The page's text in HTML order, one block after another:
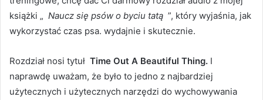
książki „ Naucz się psów o byciu tatą ”, który wyjaśnia, jak
wykorzystać czas psa. wydajnie i skutecznie.
Rozdział nosi tytuł Time Out A Beautiful Thing. I
naprawdę uważam, że było to jedno z najbardziej
użytecznych i użytecznych narzędzi do wychowywania